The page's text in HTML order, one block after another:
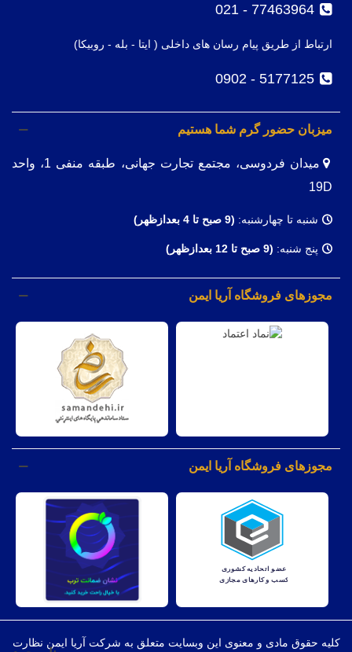
77463964 - 021
ارتباط از طریق پیام رسان های داخلی ( ایتا - بله - روبیکا)
5177125 - 0902
میزبان حضور گرم شما هستیم
میدان فردوسی، مجتمع تجارت جهانی، طبقه منفی 1، واحد
19D
شنبه تا چهارشنبه: (9 صبح تا 4 بعدازظهر)
پنج شنبه: (9 صبح تا 12 بعدازظهر)
مجوزهای فروشگاه آریا ایمن
مجوزهای فروشگاه آریا ایمن
کليه حقوق مادی و معنوی اين وبسايت متعلق به شرکت آریا ایمن نظارت